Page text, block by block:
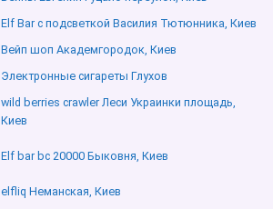
Elf Bar с подсветкой Василия Тютюнника, Киев
Вейп шоп Академгородок, Киев
Электронные сигареты Глухов
wild berries crawler Леси Украинки площадь,
Киев
Elf bar bc 20000 Быковня, Киев
elfliq Неманская, Киев